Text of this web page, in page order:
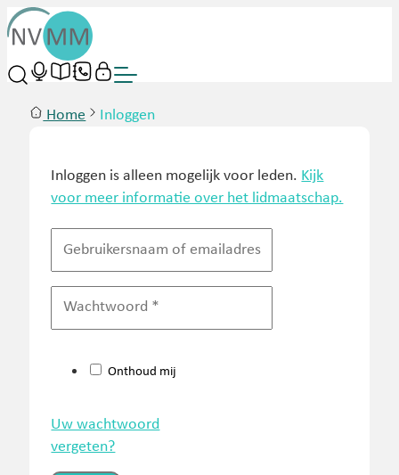
Home Inloggen
Inloggen is alleen mogelijk voor leden. Kijk
voor meer informatie over het lidmaatschap.
Onthoud mij
Uw wachtwoord
vergeten?